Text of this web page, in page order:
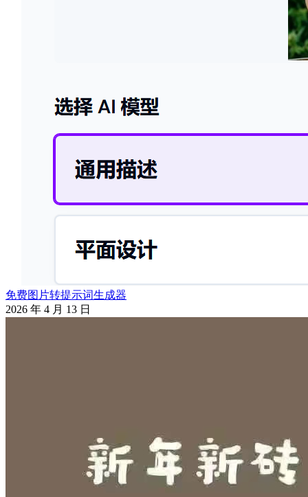
免费图片转提示词生成器
2026 年 4 月 13 日